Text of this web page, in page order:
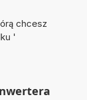
chcesz
'